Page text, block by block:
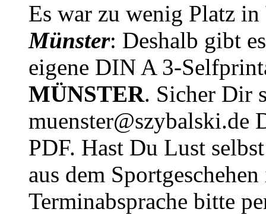
Es war zu wenig Platz in
Münster: Deshalb gibt
eigene DIN A 3-
MÜNSTER. Sicher Dir
muenster@szybalski.de
PDF. Hast Du Lust
aus dem
Terminabsprache bitte